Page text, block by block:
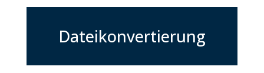
Dateikonvertierung